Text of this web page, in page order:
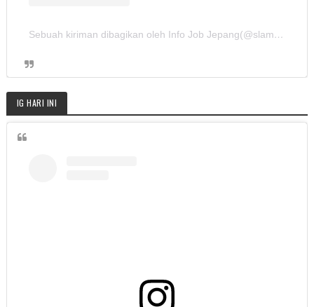
Sebuah kiriman dibagikan oleh Info Job Jepang(@slamet.sushibomber)
IG HARI INI